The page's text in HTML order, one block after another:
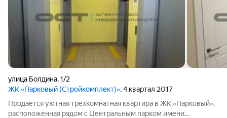
улица Болдина,1/2
ЖК «Парковый (Стройкомплект)», 4 квартал 2017
Продается уютная трехкомнатная квартира в ЖК «Парковый»,
расположенная рядом с Центральным парком имени